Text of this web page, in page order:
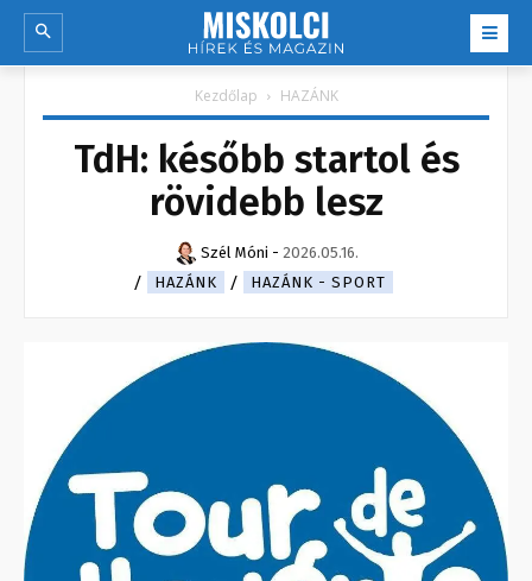
Kezdőlap HAZÁNK
TdH: később startol és
rövidebb lesz
Szél Móni - 2026.05.16.
HAZÁNK
HAZÁNK - SPORT